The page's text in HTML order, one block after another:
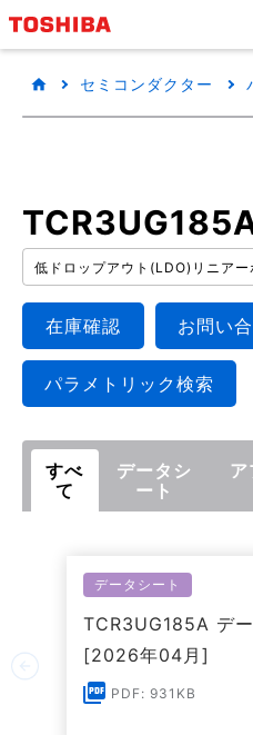
セミコンダクター
低ドロップアウト(LDO)リニア
在庫確認 お問い
パラメトリック検索
すべ
て
データシ
ート
データシート
TCR3UG185A デ
[2026年04月]
PDF: 931KB